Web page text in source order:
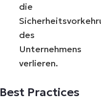
die
des
Unternehmens
verlieren.
Best Practices